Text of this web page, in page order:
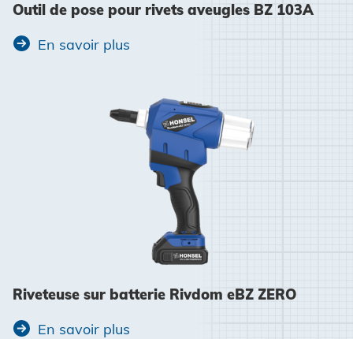
Outil de pose pour rivets aveugles BZ 103A
En savoir plus
Riveteuse sur batterie Rivdom eBZ ZERO
En savoir plus